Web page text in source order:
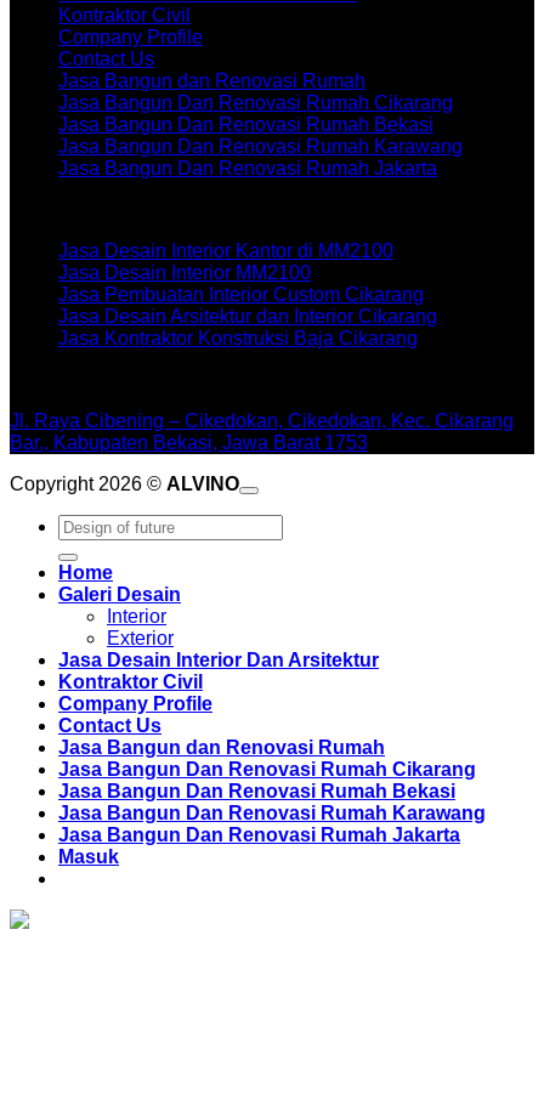
Kontraktor Civil
Company Profile
Contact Us
Jasa Bangun dan Renovasi Rumah
Jasa Bangun Dan Renovasi Rumah Cikarang
Jasa Bangun Dan Renovasi Rumah Bekasi
Jasa Bangun Dan Renovasi Rumah Karawang
Jasa Bangun Dan Renovasi Rumah Jakarta
Jasa Desain Interior Kantor di MM2100
Jasa Desain Interior MM2100
Jasa Pembuatan Interior Custom Cikarang
Jasa Desain Arsitektur dan Interior Cikarang
Jasa Kontraktor Konstruksi Baja Cikarang
Jl. Raya Cibening – Cikedokan, Cikedokan, Kec. Cikarang
Bar., Kabupaten Bekasi, Jawa Barat 1753
Copyright 2026 © ALVINO
Pencarian
untuk:
Home
Galeri Desain
Interior
Exterior
Jasa Desain Interior Dan Arsitektur
Kontraktor Civil
Company Profile
Contact Us
Jasa Bangun dan Renovasi Rumah
Jasa Bangun Dan Renovasi Rumah Cikarang
Jasa Bangun Dan Renovasi Rumah Bekasi
Jasa Bangun Dan Renovasi Rumah Karawang
Jasa Bangun Dan Renovasi Rumah Jakarta
Masuk